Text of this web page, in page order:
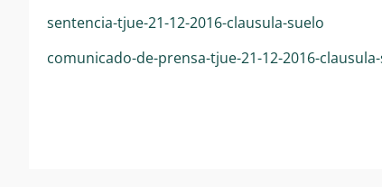
sentencia-tjue-21-12-2016-clausula-suelo
comunicado-de-prensa-tjue-21-12-2016-